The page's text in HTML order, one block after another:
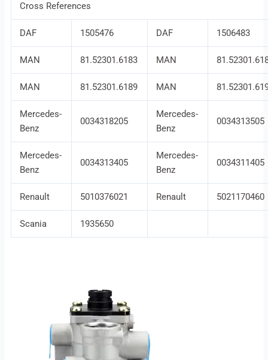
Cross References
DAF 1505476 DAF 1506483
MAN 81.52301.6183 MAN
MAN 81.52301.6189 MAN
Mercedes-
Benz
0034318205
Mercedes-
Benz
0034313505
Mercedes-
Benz
0034313405
Mercedes-
Benz
0034311405
Renault 5010376021 Renault 5021170460
Scania 1935650